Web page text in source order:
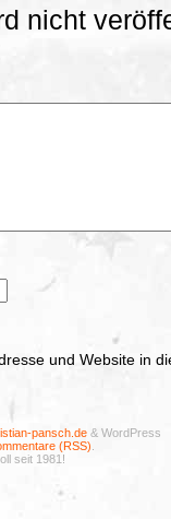
nicht
und Website in
pansch.de& WordPress
(RSS)
seit 1981!